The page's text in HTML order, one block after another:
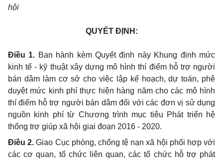
hội
QUYẾT ĐỊNH:
Điều 1. Ban hành kèm Quyết định này Khung định mức
kinh tế - kỹ thuật xây dựng mô hình thí điểm hỗ trợ người
bán dâm làm cơ sở cho việc lập kế hoạch, dự toán, phê
duyệt mức kinh phí thực hiện hàng năm cho các mô hình
thí điểm hỗ trợ người bán dâm đối với các đơn vị sử dụng
nguồn kinh phí từ Chương trình mục tiêu Phát triển hệ
thống trợ giúp xã hội giai đoạn 2016 - 2020.
Điều 2. Giao Cục phòng, chống tệ nạn xã hội phối hợp với
các cơ quan, tổ chức liên quan, các tổ chức hỗ trợ phát